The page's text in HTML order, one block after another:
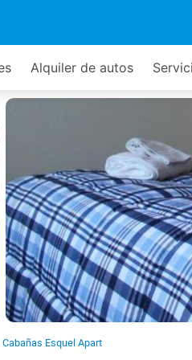
Alquiler de autos
Cabañas Esquel Apart